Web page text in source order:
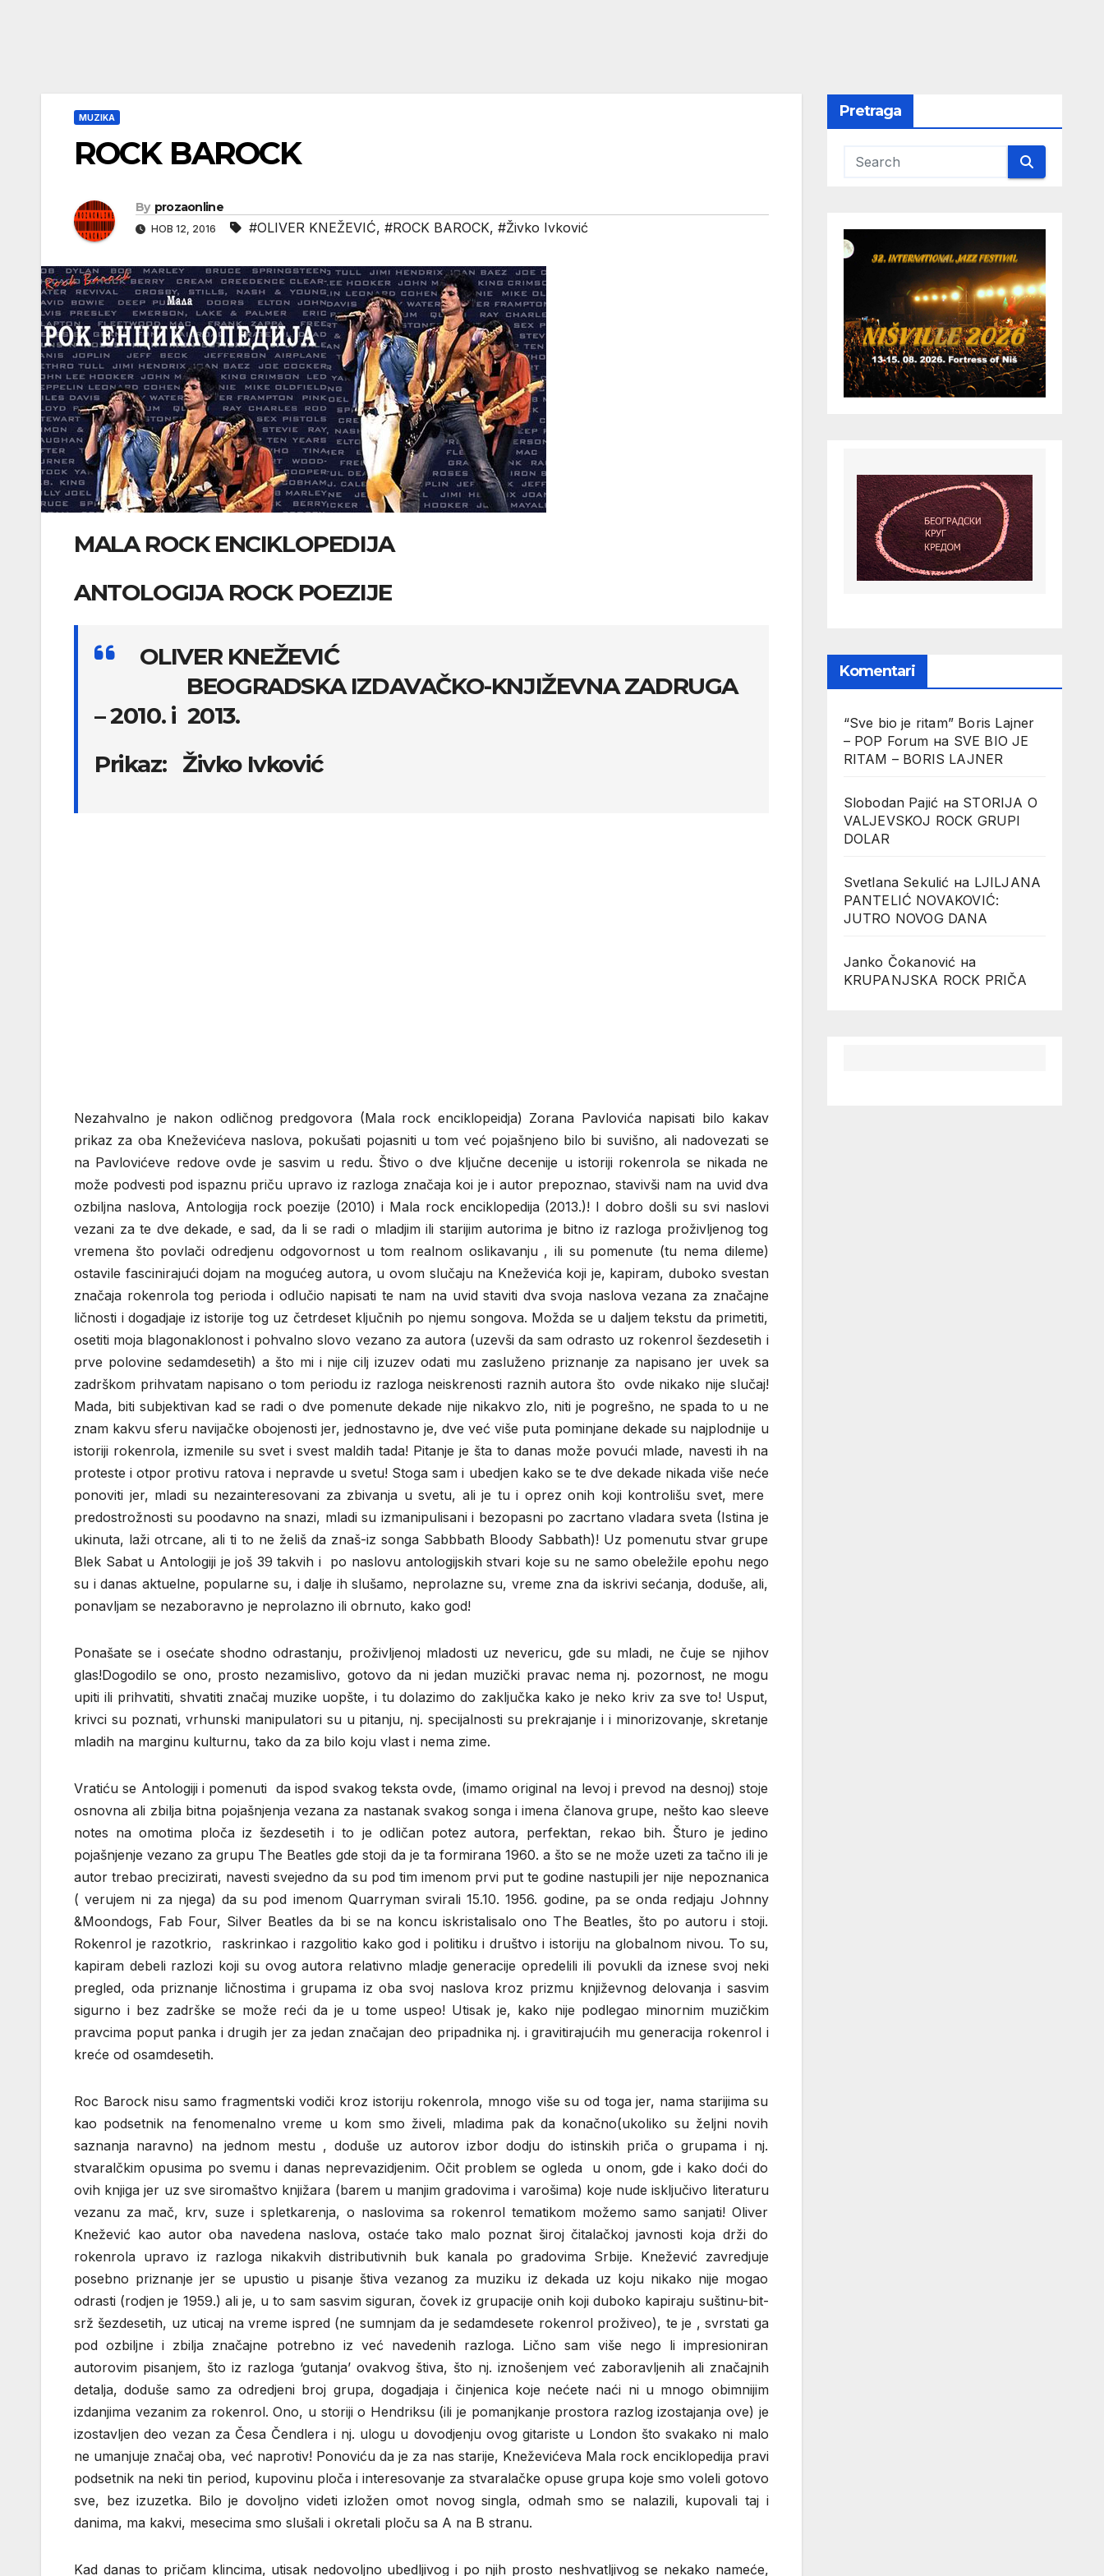
MUZIKA
ROCK BAROCK
By prozaonline
НОВ 12, 2016 #OLIVER KNEŽEVIĆ, #ROCK BAROCK, #Živko Ivković
MALA ROCK ENCIKLOPEDIJA
ANTOLOGIJA ROCK POEZIJE
OLIVER KNEŽEVIĆ
BEOGRADSKA IZDAVAČKO-KNJIŽEVNA ZADRUGA
–2010. i 2013.
Prikaz: Živko Ivković
Nezahvalno je nakon odličnog predgovora (Mala rock enciklopeidja) Zorana Pavlovića napisati bilo kakav
prikaz za oba Kneževićeva naslova, pokušati pojasniti u tom već pojašnjeno bilo bi suvišno, ali nadovezati se
na Pavlovićeve redove ovde je sasvim u redu. Štivo o dve ključne decenije u istoriji rokenrola se nikada ne
može podvesti pod ispaznu priču upravo iz razloga značaja koi je i autor prepoznao, stavivši nam na uvid dva
ozbiljna naslova, Antologija rock poezije (2010) i Mala rock enciklopedija (2013.)! I dobro došli su svi naslovi
vezani za te dve dekade, e sad, da li se radi o mladjim ili starijim autorima je bitno iz razloga proživljenog tog
vremena što povlači odredjenu odgovornost u tom realnom oslikavanju , ili su pomenute (tu nema dileme)
ostavile fascinirajući dojam na mogućeg autora, u ovom slučaju na Kneževića koji je, kapiram, duboko svestan
značaja rokenrola tog perioda i odlučio napisati te nam na uvid staviti dva svoja naslova vezana za značajne
ličnosti i dogadjaje iz istorije tog uz četrdeset ključnih po njemu songova. Možda se u daljem tekstu da primetiti,
osetiti moja blagonaklonost i pohvalno slovo vezano za autora (uzevši da sam odrasto uz rokenrol šezdesetih i
prve polovine sedamdesetih) a što mi i nije cilj izuzev odati mu zasluženo priznanje za napisano jer uvek sa
zadrškom prihvatam napisano o tom periodu iz razloga neiskrenosti raznih autora što ovde nikako nije slučaj!
Mada, biti subjektivan kad se radi o dve pomenute dekade nije nikakvo zlo, niti je pogrešno, ne spada to u ne
znam kakvu sferu navijačke obojenosti jer, jednostavno je, dve već više puta pominjane dekade su najplodnije u
istoriji rokenrola, izmenile su svet i svest maldih tada! Pitanje je šta to danas može povući mlade, navesti ih na
proteste i otpor protivu ratova i nepravde u svetu! Stoga sam i ubedjen kako se te dve dekade nikada više neće
ponoviti jer, mladi su nezainteresovani za zbivanja u svetu, ali je tu i oprez onih koji kontrolišu svet, mere
predostrožnosti su poodavno na snazi, mladi su izmanipulisani i bezopasni po zacrtano vladara sveta (Istina je
ukinuta, laži otrcane, ali ti to ne želiš da znaš-iz songa Sabbbath Bloody Sabbath)! Uz pomenutu stvar grupe
Blek Sabat u Antologiji je još 39 takvih i po naslovu antologijskih stvari koje su ne samo obeležile epohu nego
su i danas aktuelne, popularne su, i dalje ih slušamo, neprolazne su, vreme zna da iskrivi sećanja, doduše, ali,
ponavljam se nezaboravno je neprolazno ili obrnuto, kako god!
Ponašate se i osećate shodno odrastanju, proživljenoj mladosti uz nevericu, gde su mladi, ne čuje se njihov
glas!Dogodilo se ono, prosto nezamislivo, gotovo da ni jedan muzički pravac nema nj. pozornost, ne mogu
upiti ili prihvatiti, shvatiti značaj muzike uopšte, i tu dolazimo do zaključka kako je neko kriv za sve to! Usput,
krivci su poznati, vrhunski manipulatori su u pitanju, nj. specijalnosti su prekrajanje i i minorizovanje, skretanje
mladih na marginu kulturnu, tako da za bilo koju vlast i nema zime.
Vratiću se Antologiji i pomenuti da ispod svakog teksta ovde, (imamo original na levoj i prevod na desnoj) stoje
osnovna ali zbilja bitna pojašnjenja vezana za nastanak svakog songa i imena članova grupe, nešto kao sleeve
notes na omotima ploča iz šezdesetih i to je odličan potez autora, perfektan, rekao bih. Šturo je jedino
pojašnjenje vezano za grupu The Beatles gde stoji da je ta formirana 1960. a što se ne može uzeti za tačno ili je
autor trebao precizirati, navesti svejedno da su pod tim imenom prvi put te godine nastupili jer nije nepoznanica
( verujem ni za njega) da su pod imenom Quarryman svirali 15.10. 1956. godine, pa se onda redjaju Johnny
&Moondogs, Fab Four, Silver Beatles da bi se na koncu iskristalisalo ono The Beatles, što po autoru i stoji.
Rokenrol je razotkrio, raskrinkao i razgolitio kako god i politiku i društvo i istoriju na globalnom nivou. To su,
kapiram debeli razlozi koji su ovog autora relativno mladje generacije opredelili ili povukli da iznese svoj neki
pregled, oda priznanje ličnostima i grupama iz oba svoj naslova kroz prizmu književnog delovanja i sasvim
sigurno i bez zadrške se može reći da je u tome uspeo! Utisak je, kako nije podlegao minornim muzičkim
pravcima poput panka i drugih jer za jedan značajan deo pripadnika nj. i gravitirajućih mu generacija rokenrol i
kreće od osamdesetih.
Roc Barock nisu samo fragmentski vodiči kroz istoriju rokenrola, mnogo više su od toga jer, nama starijima su
kao podsetnik na fenomenalno vreme u kom smo živeli, mladima pak da konačno(ukoliko su željni novih
saznanja naravno) na jednom mestu , doduše uz autorov izbor dodju do istinskih priča o grupama i nj.
stvaralčkim opusima po svemu i danas neprevazidjenim. Očit problem se ogleda u onom, gde i kako doći do
ovih knjiga jer uz sve siromaštvo knjižara (barem u manjim gradovima i varošima) koje nude isključivo literaturu
vezanu za mač, krv, suze i spletkarenja, o naslovima sa rokenrol tematikom možemo samo sanjati! Oliver
Knežević kao autor oba navedena naslova, ostaće tako malo poznat široj čitalačkoj javnosti koja drži do
rokenrola upravo iz razloga nikakvih distributivnih buk kanala po gradovima Srbije. Knežević zavredjuje
posebno priznanje jer se upustio u pisanje štiva vezanog za muziku iz dekada uz koju nikako nije mogao
odrasti (rodjen je 1959.) ali je, u to sam sasvim siguran, čovek iz grupacije onih koji duboko kapiraju suštinu-bit-
srž šezdesetih, uz uticaj na vreme ispred (ne sumnjam da je sedamdesete rokenrol proživeo), te je , svrstati ga
pod ozbiljne i zbilja značajne potrebno iz već navedenih razloga. Lično sam više nego li impresioniran
autorovim pisanjem, što iz razloga ‘gutanja’ ovakvog štiva, što nj. iznošenjem već zaboravljenih ali značajnih
detalja, doduše samo za odredjeni broj grupa, dogadjaja i činjenica koje nećete naći ni u mnogo obimnijim
izdanjima vezanim za rokenrol. Ono, u storiji o Hendriksu (ili je pomanjkanje prostora razlog izostajanja ove) je
izostavljen deo vezan za Česa Čendlera i nj. ulogu u dovodjenju ovog gitariste u London što svakako ni malo
ne umanjuje značaj oba, već naprotiv! Ponoviću da je za nas starije, Kneževićeva Mala rock enciklopedija pravi
podsetnik na neki tin period, kupovinu ploča i interesovanje za stvaralačke opuse grupa koje smo voleli gotovo
sve, bez izuzetka. Bilo je dovoljno videti izložen omot novog singla, odmah smo se nalazili, kupovali taj i
danima, ma kakvi, mesecima smo slušali i okretali ploču sa A na B stranu.
Kad danas to pričam klincima, utisak nedovoljno ubedljivog i po njih prosto neshvatljivog se nekako nameće,
Pretraga
Komentari
“Sve bio je ritam” Boris Lajner
– POP Forum на SVE BIO JE
RITAM – BORIS LAJNER
Slobodan Pajić на STORIJA O
VALJEVSKOJ ROCK GRUPI
DOLAR
Svetlana Sekulić на LJILJANA
PANTELIĆ NOVAKOVIĆ:
JUTRO NOVOG DANA
Janko Čokanović на
KRUPANJSKA ROCK PRIČA